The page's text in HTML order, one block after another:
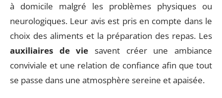
à domicile malgré les problèmes physiques ou
neurologiques. Leur avis est pris en compte dans le
choix des aliments et la préparation des repas. Les
auxiliaires de vie savent créer une ambiance
conviviale et une relation de confiance afin que tout
se passe dans une atmosphère sereine et apaisée.